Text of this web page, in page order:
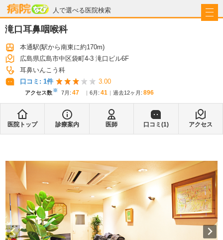
人で選べる医院検索
病院なび
滝口耳鼻咽喉科
本通駅(駅から南東に約170m)
広島県広島市中区袋町4-3 滝口ビル6F
耳鼻いんこう科
口コミ: 1件 3.00
アクセス数※ 7月 : 47 6月 : 41 過去12ヶ月: 896
医院トップ 診療案内 医師 口コミ(1) アクセス